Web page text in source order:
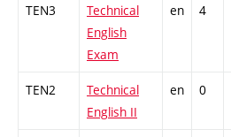
TEN3
Technical
English
Exam
en 4
TEN2
Technical
English II
en 0